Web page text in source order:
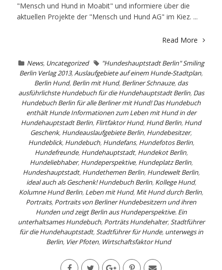
"Mensch und Hund in Moabit" und informiere über die
aktuellen Projekte der "Mensch und Hund AG" im Kiez. ...
Read More
News, Uncategorized
"Hundeshauptstadt Berlin" Smiling
Berlin Verlag 2013,Auslaufgebiete auf einem Hunde-Stadtplan,
Berlin Hund, Berlin mit Hund, Berliner Schnauze, das
ausführlichste Hundebuch für die Hundehauptstadt Berlin, Das
Hundebuch Berlin für alle Berliner mit Hund! Das Hundebuch
enthält Hunde Informationen zum Leben mit Hund in der
Hundehauptstadt Berlin, Flirtfaktor Hund, Hund Berlin, Hund
Geschenk, Hundeauslaufgebiete Berlin, Hundebesitzer,
Hundeblick, Hundebuch, Hundefans, Hundefotos Berlin,
Hundefreunde, Hundehauptstadt, Hundekot Berlin,
Hundeliebhaber, Hundeperspektive, Hundeplatz Berlin,
Hundeshauptstadt, Hundethemen Berlin, Hundewelt Berlin,
ideal auch als Geschenk! Hundebuch Berlin, Kollege Hund,
Kolumne Hund Berlin, Leben mit Hund, Mit Hund durch Berlin,
Portraits, Portraits von Berliner Hundebesitzern und ihren
Hunden und zeigt Berlin aus Hundeperspektive. Ein
unterhaltsames Hundebuch, Porträts Hundehalter,Stadtführer
für die Hundehauptstadt,Stadtführer für Hunde, unterwegs in
Berlin, Vier Pfoten, Wirtschaftsfaktor Hund